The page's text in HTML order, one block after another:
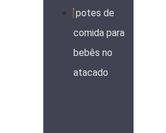
potes de
comida para
bebês no
atacado